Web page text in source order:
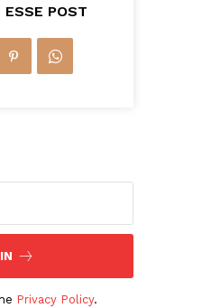
ESSE POST
Privacy Policy.